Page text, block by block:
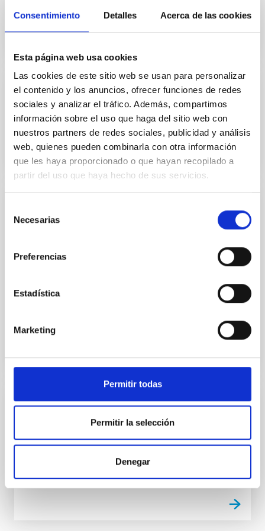
Consentimiento Detalles Acerca de las cookies
Esta página web usa cookies
Las cookies de este sitio web se usan para personalizar
el contenido y los anuncios, ofrecer funciones de redes
sociales y analizar el tráfico. Además, compartimos
información sobre el uso que haga del sitio web con
nuestros partners de redes sociales, publicidad y análisis
web, quienes pueden combinarla con otra información
que les haya proporcionado o que hayan recopilado a
partir del uso que haya hecho de sus servicios.
Necesarias
Preferencias
Estadística
Marketing
Permitir todas
Permitir la selección
Denegar
INSTALACIÓN
ESPRESSO
FRIDA: InFRared Imager and Disector for
Instalación prevista en 2025. Operacional a finales de
Resolución espectral de 1500 a 30000. Prestaciones
INSTALACIÓN